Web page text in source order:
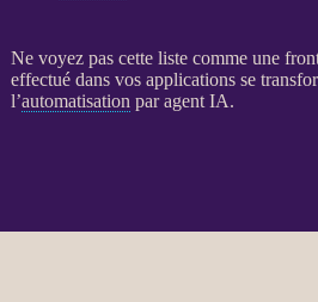
Ne voyez pas cette liste comme une
effectué dans vos applicationsse
l’automatisation paragent IA.